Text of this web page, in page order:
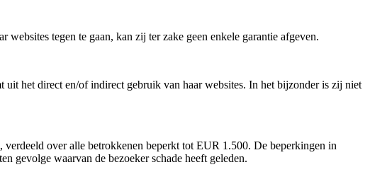
tegen te gaan, kan zij ter zake geen enkele garantie afgeven.
het direct en/of indirect gebruik van haar websites. In het bijzonder is zij niet
over alle betrokkenen beperkt tot EUR 1.500. De beperkingen in
gevolge waarvan de bezoeker schade heeft geleden.